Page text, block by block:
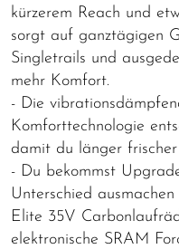
kürzerem Reach und
sorgt auf ganztägigen
Singletrails und
mehr Komfort.
- Die
Komforttechnologie
damit du länger
- Du bekommst
Unterschied
Elite 35V
elektronische SRAM